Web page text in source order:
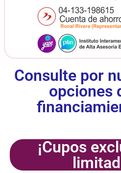
Consulte por
opciones
¡Cupos